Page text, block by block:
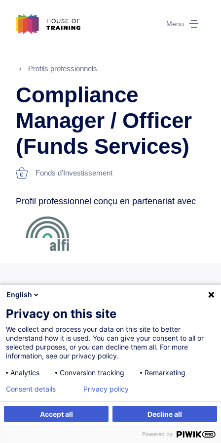
Menu
Profils professionnels
Compliance
Manager / Officer
(Funds Services)
Fonds d'Investissement
Profil professionnel conçu en partenariat avec
Parcours certifiants
Ensemble de cours proposés selon une logique et
chronologie déterminées. Proposés en collaboration avec
une association professionnelle, les parcours certifiants
sont sanctionnés par un certificat de réussite.
Fund Compliance Officer
EN
Parcours certifiant
English
Privacy on this site
We collect and process your data on this site to better
understand how it is used. You can give your consent to all or
selected purposes, or you can decline them all. For more
information, see our privacy policy.
Analytics
Conversion tracking Remarketing
Accept all Decline all
Consent details Privacy policy
Powered by